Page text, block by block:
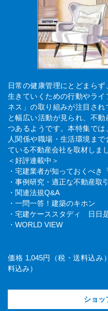
日常の健康管理にとどまら
生きていくための行動やラ
ネス」の取り組みが注目さ
と幅広い活動が見られ、不
つあるようです。本特集で
人関係や職場・生活環境ま
ている不動産会社を取材しま
＜好評連載中＞
・宅建業者が知っておくべき
・事例研究・適正な不動産取
・関連法規Q&A
・一問一答！建築のキホン
・宅建ケーススタディ 日日
・WORLD VIEW
価格 1,045円（税・送料込
料込み）
ショッ